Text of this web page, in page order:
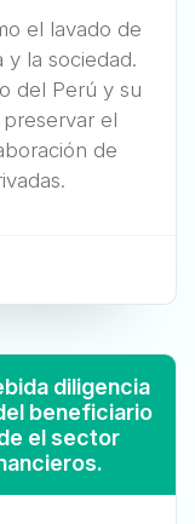
el lavado de
y la sociedad.
del Perú y su
el
de
diligencia
beneficiario
el sector